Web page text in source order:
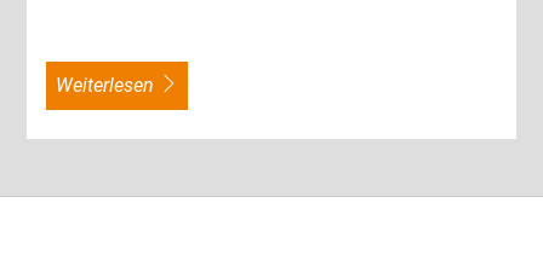
weiterlesen